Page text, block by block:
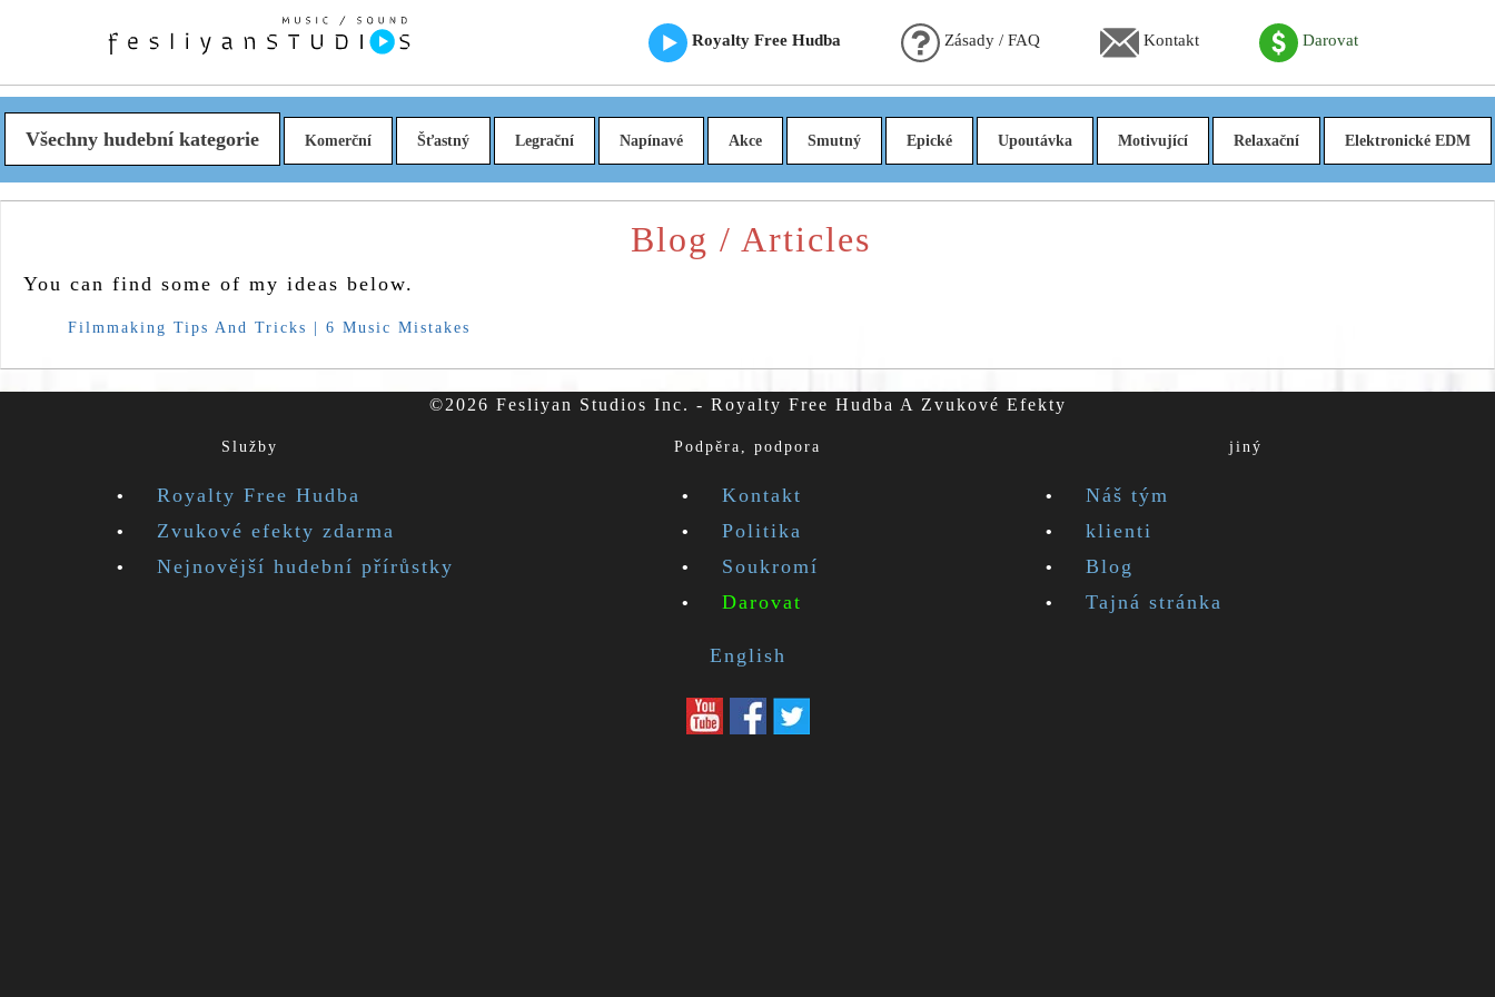
Royalty Free Hudba Zásady / FAQ Kontakt Darovat
Všechny hudební kategorie Komerční Šťastný Legrační Napínavé Akce Smutný Epické Upoutávka Motivující Relaxační Elektronické EDM
Blog / Articles
You can find some of my ideas below.
Filmmaking Tips And Tricks | 6 Music Mistakes
©2026 Fesliyan Studios Inc. - Royalty Free Hudba A Zvukové Efekty
Služby
Royalty Free Hudba
Zvukové efekty zdarma
Nejnovější hudební přírůstky
Podpěra, podpora
Kontakt
Politika
Soukromí
Darovat
jiný
Náš tým
klienti
Blog
Tajná stránka
English